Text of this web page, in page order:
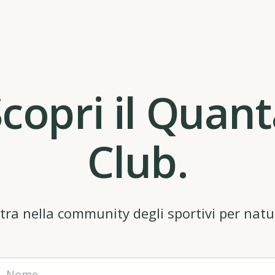
il
Club.
nella community degli sportivi per